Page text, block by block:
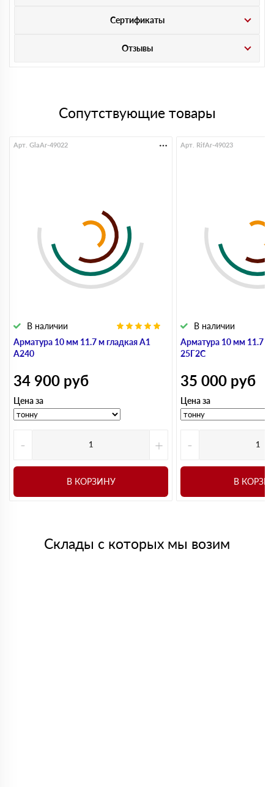
Сертификаты
Отзывы
Сопутствующие товары
Арматура 10 мм 11.7 м гладкая А1
А240
В наличии
Арт. GlaAr-49022
34 900 руб
Цена за
- +
В КОРЗИНУ
Арматура 10 мм 11.7 м
25Г2С
В наличии
Арт. RifAr-49023
35 000 руб
Цена за
-
В
Склады с которых мы возим